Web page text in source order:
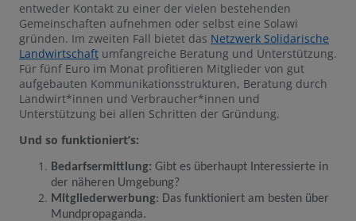
entweder Kontakt zu einer der vielen bestehenden
Gemeinschaften aufnehmen oder selbst eine Solawi
gründen. Im zweiten Fall bietet das Netzwerk Solidarische
Landwirtschaft umfangreiche Beratung und Unterstützung.
Für fünf Euro im Monat profitieren Mitglieder von gut
aufgebauten Kommunikationsstrukturen, Beratung durch
Landwirt*innen und Verbraucher*innen und
Unterstützung bei allen Schritten der Gründung.
Und so funktioniert’s:
Bedarfsermittlung: Gibt es überhaupt Interessierte in
der näheren Umgebung?
Mitgliederwerbung: Das funktioniert am besten über
Mundpropaganda.